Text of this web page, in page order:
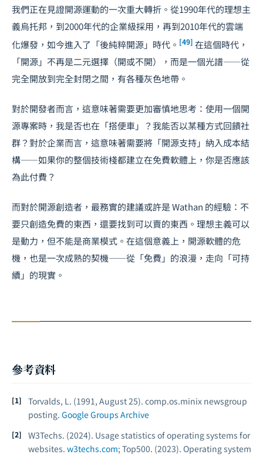
我們正在見證開源運動的一次重大轉折。從1990年代的理想主
義烏托邦，到2000年代的企業級採用，再到2010年代的雲端
化爆發，如今進入了「後純粹開源」時代。 [49] 在這個時代，
「開源」不再是二元選擇（開或不開），而是一個光譜——從
完全開放到完全封閉之間，有各種灰色地帶。
對於開發者而言，這意味著需要更加審慎地思考：使用一個開
源專案時，我是否也在「搭便車」？我能否以某種方式回饋社
群？對於企業而言，這意味著需要將「開源支持」納入成本結
構——如果你的整個技術棧都建立在免費軟體上，你是否應該
為此付費？
而對於開源創造者，最務實的建議或許是 Wathan 的經驗：不
要只創造免費的東西，還要找到可以賣的東西。理想主義可以
是動力，但不能是商業模式。在這個意義上，開源軟體的危
機，也是一次成熟的契機——從「免費」的浪漫，走向「可持
續」的現實。
參考資料
Torvalds, L. (1991, August 25). comp.os.minix newsgroup
posting. Google Groups Archive
W3Techs. (2024). Usage statistics of operating systems for
websites. w3techs.com; Top500. (2023). Operating system